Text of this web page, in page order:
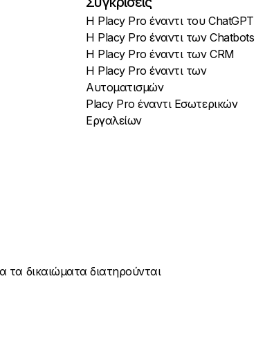
Η Placy Pro έναντι του ChatGPT
Η Placy Pro έναντι των Chatbots
Η Placy Pro έναντι των CRM
Η Placy Pro έναντι των
Αυτοματισμών
Placy Pro έναντι Εσωτερικών
Εργαλείων
τα δικαιώματα διατηρούνται